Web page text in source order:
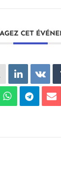
CET